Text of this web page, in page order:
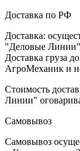
Доставка по РФ
Доставка:
"Деловые
Доставка груза
АгроМеханик и
Стоимость
Линии"
Самовывоз
Самовывоз